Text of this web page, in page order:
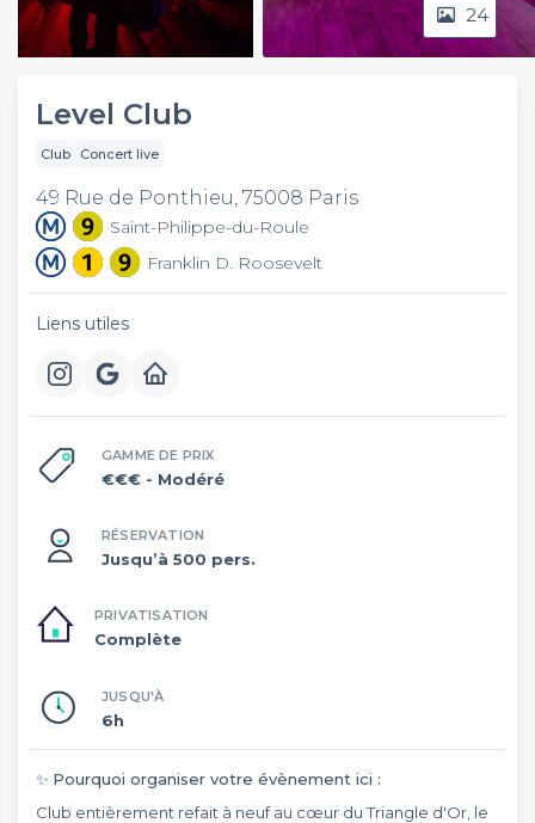
Video
24
Level Club
Club Concert live
49 Rue de Ponthieu, 75008 Paris
Saint-Philippe-du-Roule
Franklin D. Roosevelt
Liens utiles
GAMME DE PRIX
€€€ - Modéré
RÉSERVATION
Jusqu’à 500 pers.
PRIVATISATION
Complète
JUSQU'À
6h
✨ Pourquoi organiser votre évènement ici :
Club entièrement refait à neuf au cœur du Triangle d'Or, le